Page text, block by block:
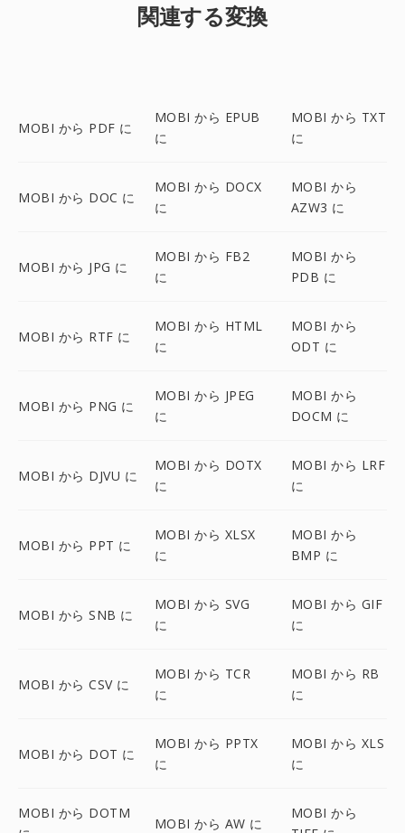
関連する変換
MOBI から PDF に
MOBI から EPUB
に
MOBI から TXT
に
MOBI から DOC に
MOBI から DOCX
に
MOBI から
AZW3 に
MOBI から JPG に
MOBI から FB2
に
MOBI から
PDB に
MOBI から RTF に
MOBI から HTML
に
MOBI から
ODT に
MOBI から PNG に
MOBI から JPEG
に
MOBI から
DOCM に
MOBI から DJVU に
MOBI から DOTX
に
MOBI から LRF
に
MOBI から PPT に
MOBI から XLSX
に
MOBI から
BMP に
MOBI から SNB に
MOBI から SVG
に
MOBI から GIF
に
MOBI から CSV に
MOBI から TCR
に
MOBI から RB
に
MOBI から DOT に
MOBI から PPTX
に
MOBI から XLS
に
MOBI から DOTM
MOBI から AW に
MOBI から